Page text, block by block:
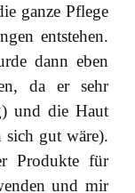
ganze Pflege
entstehen.
dann eben
da er sehr
und die Haut
sich gut wäre).
Produkte für
und mir